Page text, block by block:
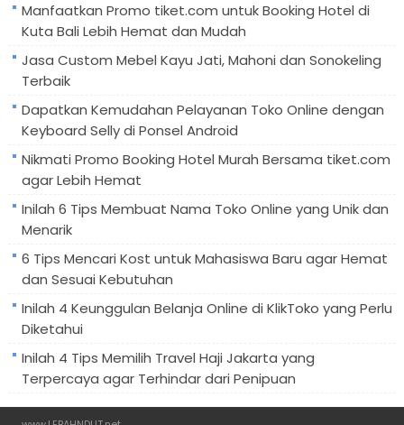
Manfaatkan Promo tiket.com untuk Booking Hotel di
Kuta Bali Lebih Hemat dan Mudah
Jasa Custom Mebel Kayu Jati, Mahoni dan Sonokeling
Terbaik
Dapatkan Kemudahan Pelayanan Toko Online dengan
Keyboard Selly di Ponsel Android
Nikmati Promo Booking Hotel Murah Bersama tiket.com
agar Lebih Hemat
Inilah 6 Tips Membuat Nama Toko Online yang Unik dan
Menarik
6 Tips Mencari Kost untuk Mahasiswa Baru agar Hemat
dan Sesuai Kebutuhan
Inilah 4 Keunggulan Belanja Online di KlikToko yang Perlu
Diketahui
Inilah 4 Tips Memilih Travel Haji Jakarta yang
Terpercaya agar Terhindar dari Penipuan